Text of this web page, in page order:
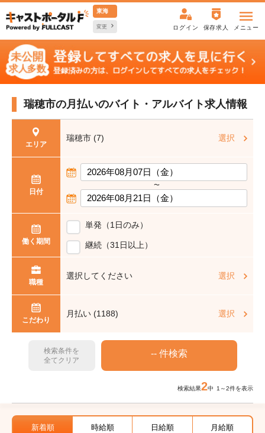
東海
変更 ログイン 保存求人 メニュー
瑞穂市の月払いのバイト・アルバイト求人情報
エリア
瑞穂市 (7) 選択
日付
〜
働く期間
単発（1日のみ）
継続（31日以上）
職種
選択してください 選択
こだわり
月払い (1188) 選択
検索条件を
全てクリア
検索結果2中 1～2件を表示
新着順 時給順 日給順 月給順